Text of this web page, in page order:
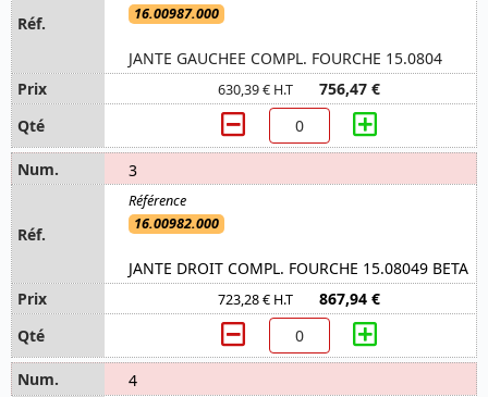
16.00987.000
JANTE GAUCHEE COMPL. FOURCHE 15.0804
630,39 € H.T 756,47 €
3
16.00982.000
JANTE DROIT COMPL. FOURCHE 15.08049 BETA
723,28 € H.T 867,94 €
4